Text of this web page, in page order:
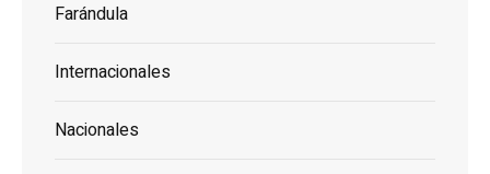
Farándula
Internacionales
Nacionales